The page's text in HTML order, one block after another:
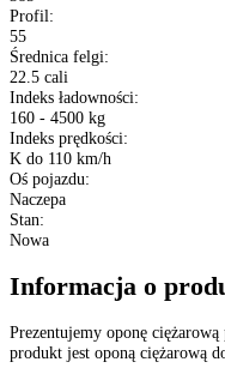
Bieżnik opony
BT 300 R
Sezon:
Opony Całoroczne
Rozmiar:
385/55 R22.5
Etykieta EU:
C
B
70 dB
XL (Extra Load)
Nie
Opony radialne
Kraj pochodzenia: